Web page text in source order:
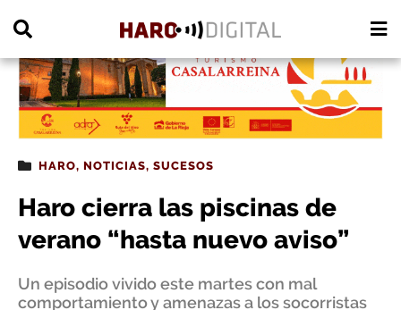
HARO, NOTICIAS, SUCESOS
Haro cierra las piscinas de
verano “hasta nuevo aviso”
Un episodio vivido este martes con mal
comportamiento y amenazas a los socorristas